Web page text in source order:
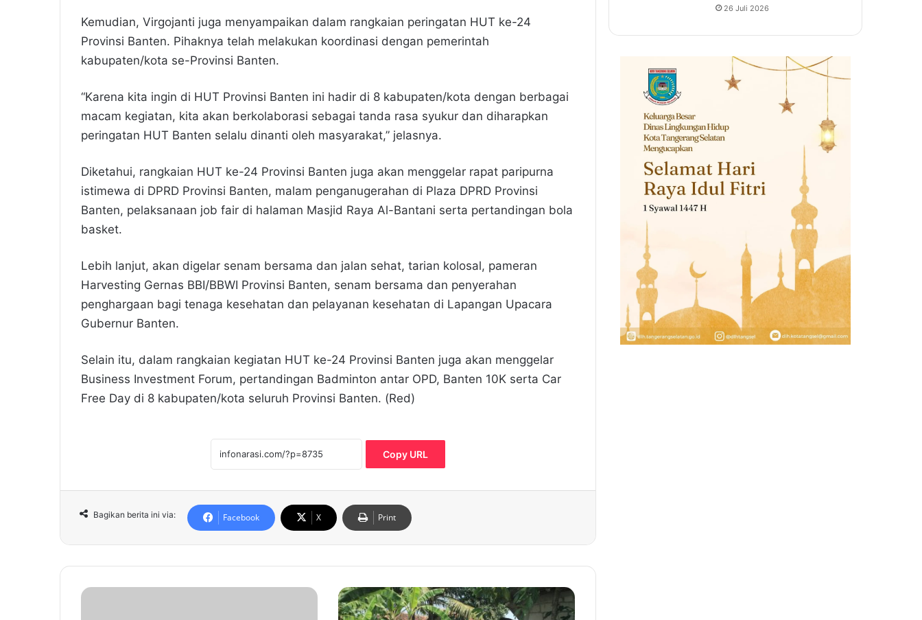
Kemudian, Virgojanti juga menyampaikan dalam rangkaian peringatan HUT ke-24
Provinsi Banten. Pihaknya telah melakukan koordinasi dengan pemerintah
kabupaten/kota se-Provinsi Banten.
“Karena kita ingin di HUT Provinsi Banten ini hadir di 8 kabupaten/kota dengan berbagai
macam kegiatan, kita akan berkolaborasi sebagai tanda rasa syukur dan diharapkan
peringatan HUT Banten selalu dinanti oleh masyarakat,” jelasnya.
Diketahui, rangkaian HUT ke-24 Provinsi Banten juga akan menggelar rapat paripurna
istimewa di DPRD Provinsi Banten, malam penganugerahan di Plaza DPRD Provinsi
Banten, pelaksanaan job fair di halaman Masjid Raya Al-Bantani serta pertandingan bola
basket.
Lebih lanjut, akan digelar senam bersama dan jalan sehat, tarian kolosal, pameran
Harvesting Gernas BBI/BBWI Provinsi Banten, senam bersama dan penyerahan
penghargaan bagi tenaga kesehatan dan pelayanan kesehatan di Lapangan Upacara
Gubernur Banten.
Selain itu, dalam rangkaian kegiatan HUT ke-24 Provinsi Banten juga akan menggelar
Business Investment Forum, pertandingan Badminton antar OPD, Banten 10K serta Car
Free Day di 8 kabupaten/kota seluruh Provinsi Banten. (Red)
Copy URL
Bagikan berita ini via: Facebook X Print
I
D
u
26 Juli 2026